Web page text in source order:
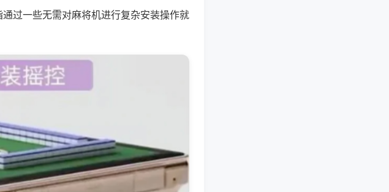
过一些无需对麻将机进行复杂安装操作就